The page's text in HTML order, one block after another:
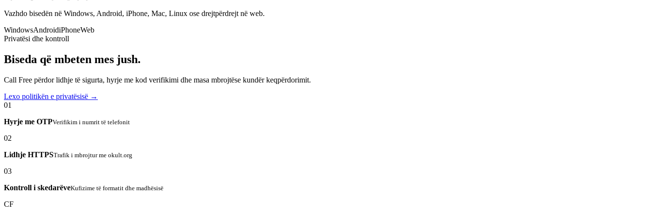
Vazhdo bisedën në Windows, Android, iPhone, Mac, Linux ose drejtpërdrejt në web.
WindowsAndroidiPhoneWeb
Privatësi dhe kontroll
Biseda që mbeten mes jush.
Call Free përdor lidhje të sigurta, hyrje me kod verifikimi dhe masa mbrojtëse kundër keqpërdorimit.
Lexo politikën e privatësisë →
01
Hyrje me OTPVerifikim i numrit të telefonit
02
Lidhje HTTPSTrafik i mbrojtur me okult.org
03
Kontroll i skedarëveKufizime të formatit dhe madhësisë
CF